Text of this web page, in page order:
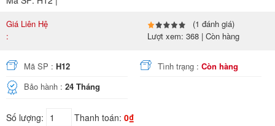
Giá Liên Hệ
:
(1 đánh giá)
Lượt xem: 368 | Còn hàng
Mã SP : H12 Tình trạng :Còn hàng
Bảo hành : 24 Tháng
Số lượng: Thanh toán: 0₫